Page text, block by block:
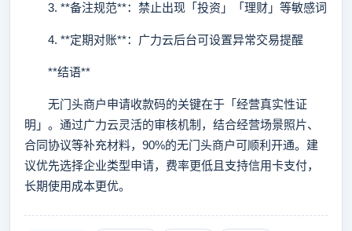
3. **备注规范**：禁止出现「投资」「理财」等敏感词
4. **定期对账**：广力云后台可设置异常交易提醒
**结语**
无门头商户申请收款码的关键在于「经营真实性证
明」。通过广力云灵活的审核机制，结合经营场景照片、
合同协议等补充材料，90%的无门头商户可顺利开通。建
议优先选择企业类型申请，费率更低且支持信用卡支付，
长期使用成本更优。